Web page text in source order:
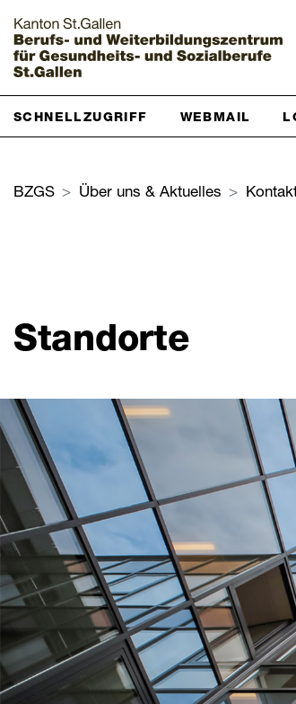
SCHNELLZUGRIFF WEBMAIL
BZGS Über uns & Aktuelles
Standorte
Startseite
Grundbildung
BZGS St.Gallen
Standorte
Personen
Aktuelles
Downloads